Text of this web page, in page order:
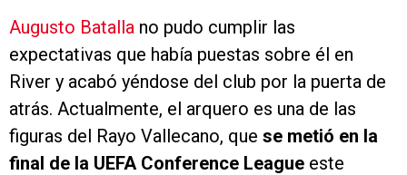
Augusto Batalla no pudo cumplir las
expectativas que había puestas sobre él en
River y acabó yéndose del club por la puerta de
atrás. Actualmente, el arquero es una de las
figuras del Rayo Vallecano, que se metió en la
final de la UEFA Conference League este